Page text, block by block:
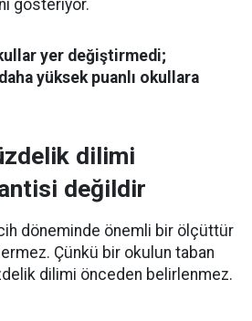
gösteriyor.
yer değiştirmedi;
yüksek puanlı okullara
dilimi
değildir
döneminde önemli bir ölçüttür
Çünkü bir okulun taban
dilimi önceden belirlenmez.